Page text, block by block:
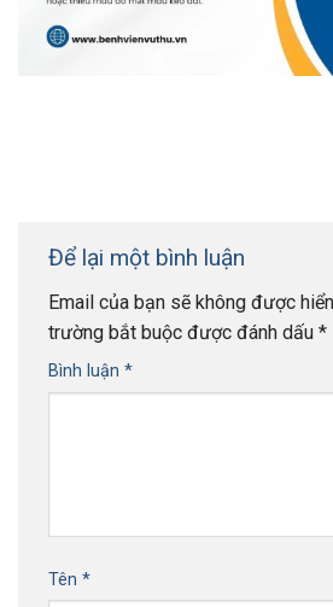
Để lại một bình luận
Email của bạn sẽ không được
trường bắt buộc được đánh dấu *
Bình luận *
Tên *